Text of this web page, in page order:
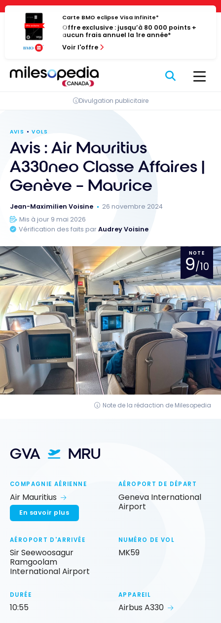
Panneau de gestion des cookies
Passer
contenu
Carte BMO eclipse Visa Infinite*
Offre exclusive : jusqu’à 80 000 points +
aucun frais annuel la 1re année*
Voir l'offre
Divulgation publicitaire
AVIS VOLS
Avis : Air Mauritius
A330neo Classe Affaires |
Genève – Maurice
Jean-Maximilien Voisine
26 novembre 2024
Mis à jour 9 mai 2026
Vérification des faits parAudrey Voisine
NOTE
9/10
Note de la rédaction de Milesopedia
GVA MRU
COMPAGNIE AÉRIENNE
Air Mauritius
En savoir plus
AÉROPORT DE DÉPART
Geneva International
Airport
AÉROPORT D'ARRIVÉE
Sir Seewoosagur
Ramgoolam
International Airport
NUMÉRO DE VOL
MK59
DURÉE
10:55
APPAREIL
Airbus A330